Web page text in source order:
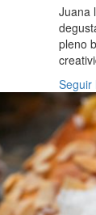
Juana
pleno
Seguir